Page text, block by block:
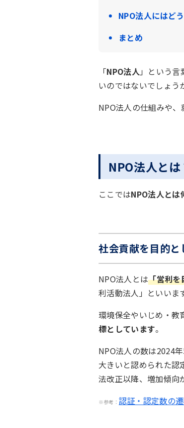
NPO法人にはど
まとめ
「NPO法人」という言
いのではないでしょう
NPO法人の仕組みや、
NPO法人と
ここではNPO法人と
社会貢献を目的
NPO法人とは「営利を
利活動法人」といいま
環境保全やいじめ・教
標としています。
NPO法人の数は2024
大きいと認められた認
法改正以降、増加傾向
※参考： 認証・認定数の